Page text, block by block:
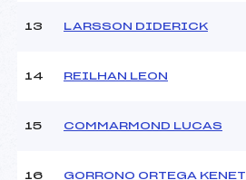
Ouvreurs C :
Ouvreurs E :
Pénalité appliquée :
13 LARSSON DIDERICK
14 REILHAN LEON
15 COMMARMOND LUCAS
16 GORRONO ORTEGA KENET